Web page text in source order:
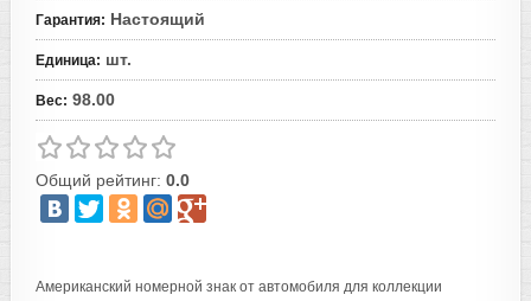
Гарантия: Настоящий
Единица: шт.
Вес: 98.00
Общий рейтинг: 0.0
Американский номерной знак от автомобиля для коллекции